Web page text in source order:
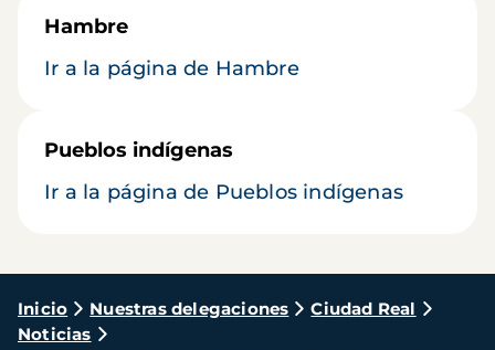
Hambre
Ir a la página de Hambre
Pueblos indígenas
Ir a la página de Pueblos indígenas
Ruta
de
Inicio Nuestras delegaciones
Ciudad Real
Noticias